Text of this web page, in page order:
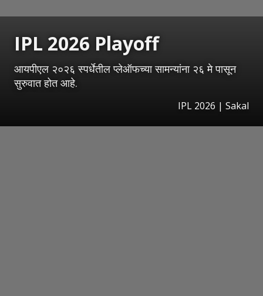
IPL 2026 Playoff
आयपीएल २०२६ स्पर्धेतील प्लेऑफच्या सामन्यांना २६ मे पासून
सुरुवात होत आहे.
IPL 2026 | Sakal